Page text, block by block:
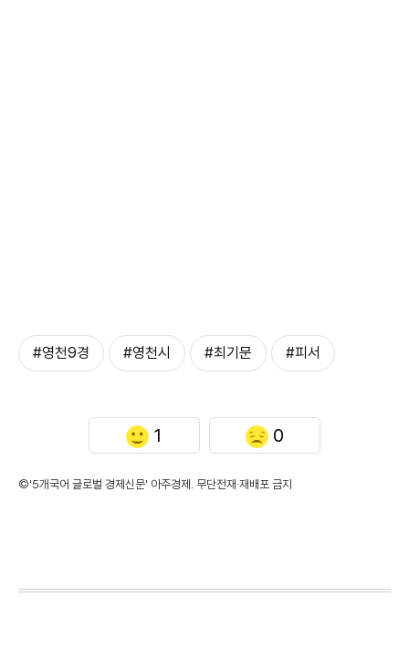
#영천9경 #영천시 #최기문 #피서
1 0
©'5개국어 글로벌 경제신문' 아주경제. 무단전재·재배포 금지